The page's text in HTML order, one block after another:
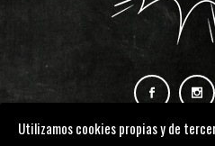
Utilizamos cookies propias y de